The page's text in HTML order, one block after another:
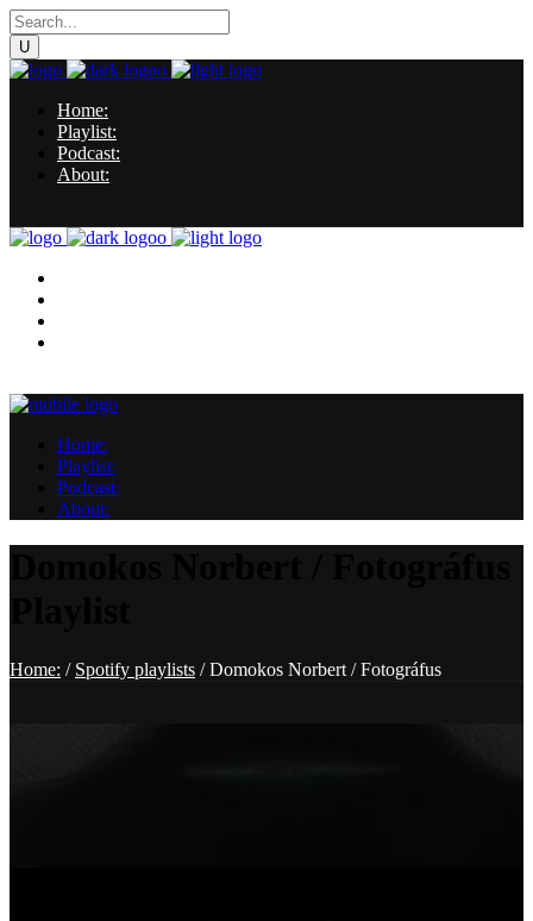
Home:
Playlist:
Podcast:
About:
Home:
Playlist:
Podcast:
About:
Home: / Spotify playlists /Domokos Norbert / Fotográfus